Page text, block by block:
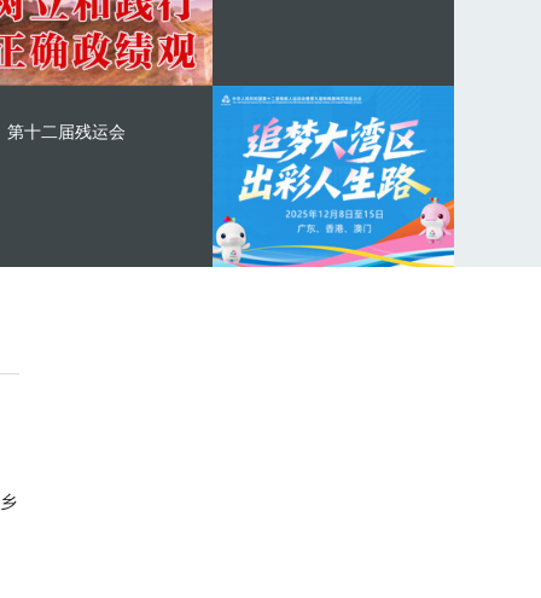
第十二届残运会